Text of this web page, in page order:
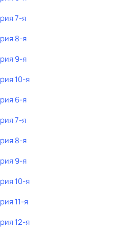
7-я
8-я
9-я
10-я
6-я
7-я
8-я
9-я
10-я
11-я
12-я